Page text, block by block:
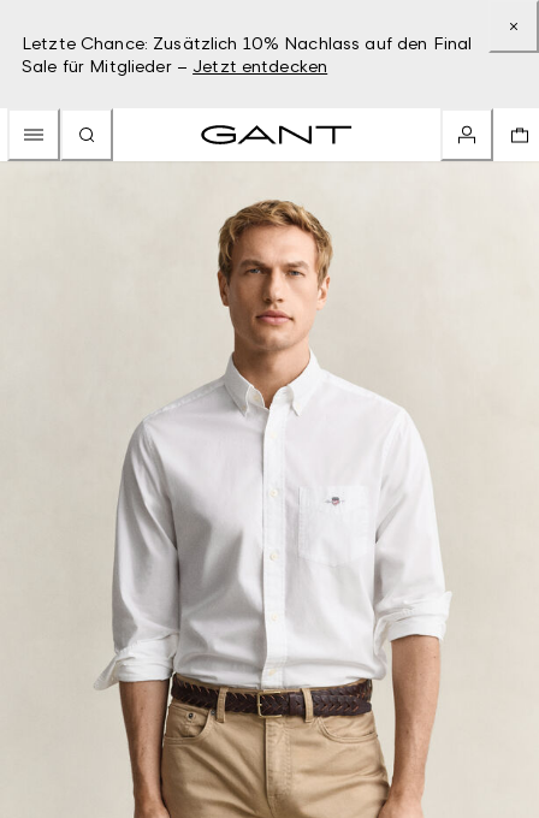
Letzte Chance: Zusätzlich 10% Nachlass auf den Final
Sale für Mitglieder – Jetzt entdecken